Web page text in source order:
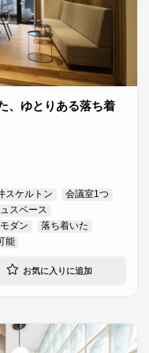
、ゆとりある落ち着
スケルトン
会議室1つ
スペース
モダン
落ち着いた
能